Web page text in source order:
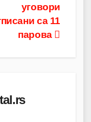
уговори
са 11
парова